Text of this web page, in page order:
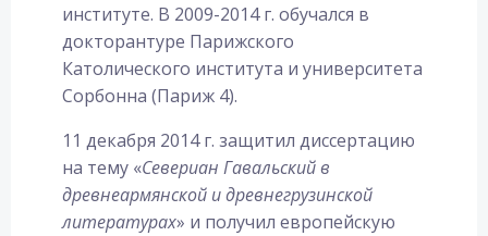
институте. В 2009-2014 г. обучался в
докторантуре Парижского
Католического института и университета
Сорбонна (Париж 4).
11 декабря 2014 г. защитил диссертацию
на тему «Севериан Гавальский в
древнеармянской идревнегрузинской
литературах» и получил европейскую